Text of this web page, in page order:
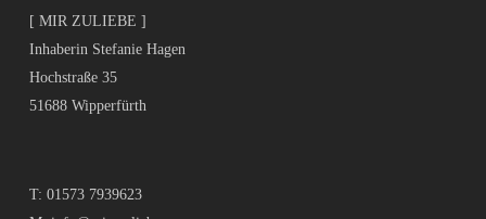
[ MIR ZULIEBE ]
Inhaberin Stefanie Hagen
Hochstraße 35
51688 Wipperfürth
T: 01573 7939623